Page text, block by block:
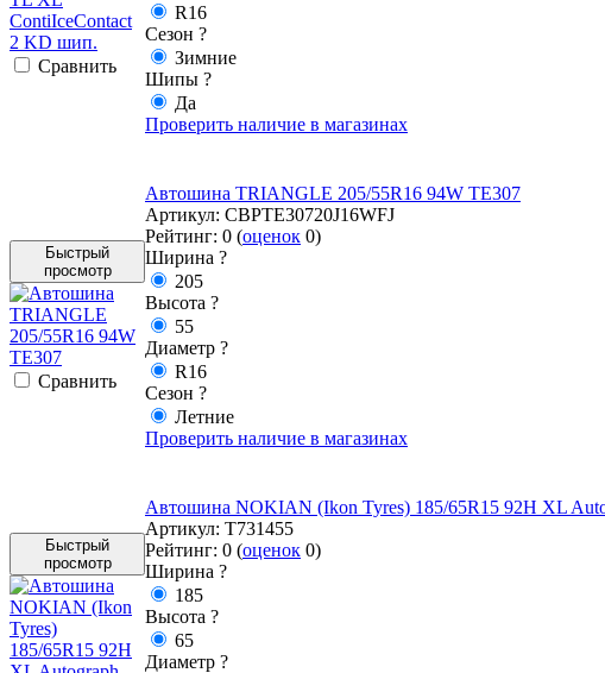
Cравнить
R16
Сезон ?
Зимние
Шипы ?
Да
Проверить наличие в магазинах
Быстрый
просмотр
Cравнить
Автошина TRIANGLE 205/55R16 94W TE307
Артикул: CBPTE30720J16WFJ
Рейтинг: 0 (оценок 0)
Ширина ?
205
Высота ?
55
Диаметр ?
R16
Сезон ?
Летние
Проверить наличие в магазинах
Быстрый
просмотр
Автошина NOKIAN (Ikon Tyres) 185/65R15 92H XL
Артикул: T731455
Рейтинг: 0 (оценок 0)
Ширина ?
185
Высота ?
65
Диаметр ?